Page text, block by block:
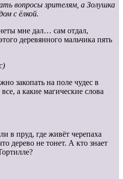
вопросы зрителям, а Золушка
с ёлкой.
мне дал… сам отдал,
деревянного мальчика пять
закопать на поле чудес в
а какие магические слова
в пруд, где живёт черепаха
дерево не тонет. А кто знает